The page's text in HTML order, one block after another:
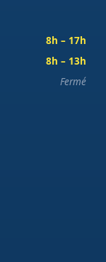
8h – 17h
8h – 13h
Fermé